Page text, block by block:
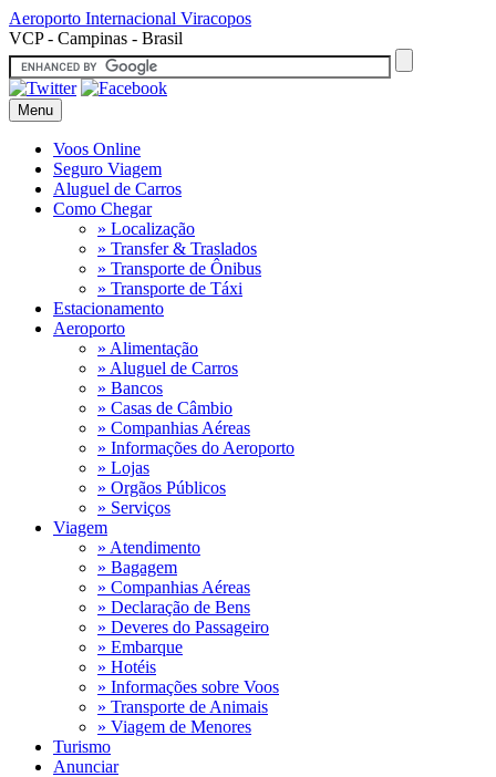
Aeroporto Internacional Viracopos
VCP - Campinas - Brasil
Menu
Voos Online
Seguro Viagem
Aluguel de Carros
Como Chegar
» Localização
» Transfer & Traslados
» Transporte de Ônibus
» Transporte de Táxi
Estacionamento
Aeroporto
» Alimentação
» Aluguel de Carros
» Bancos
» Casas de Câmbio
» Companhias Aéreas
» Informações do Aeroporto
» Lojas
» Orgãos Públicos
» Serviços
Viagem
» Atendimento
» Bagagem
» Companhias Aéreas
» Declaração de Bens
» Deveres do Passageiro
» Embarque
» Hotéis
» Informações sobre Voos
» Transporte de Animais
» Viagem de Menores
Turismo
Anunciar